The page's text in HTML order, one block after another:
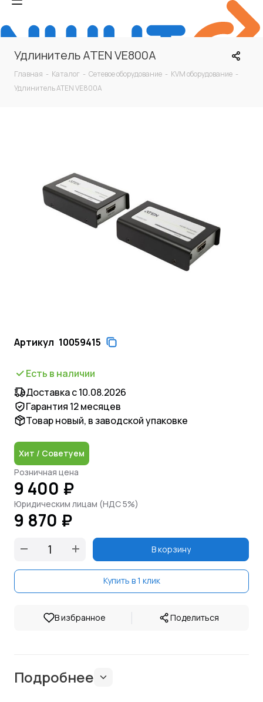
Удлинитель ATEN VE800A
Главная - Каталог - Сетевое оборудование - KVM оборудование -
Удлинитель ATEN VE800A
Артикул 10059415
Есть в наличии
Доставка с 10.08.2026
Гарантия 12 месяцев
Товар новый, в заводской упаковке
Хит / Советуем
Розничная цена
9 400 ₽
Юридическим лицам (НДС 5%)
9 870 ₽
В корзину
Купить в 1 клик
В избранное | Поделиться
Подробнее